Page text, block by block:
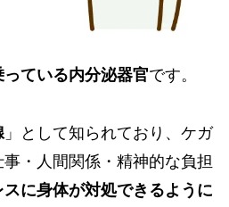
ている内分泌器官です。
」として知られており、ケガ
・人間関係・精神的な負担
に身体が対処できるように